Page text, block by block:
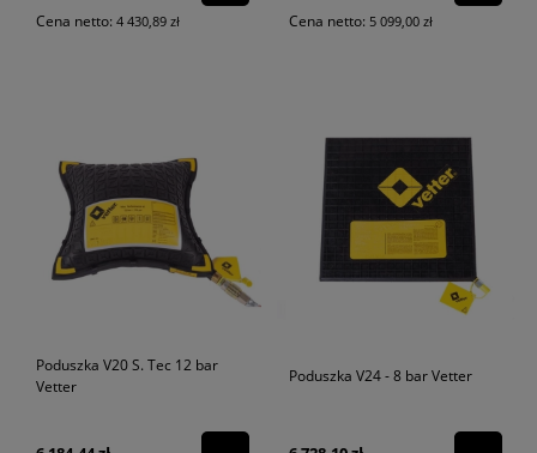
Cena netto: 4 430,89 zł Cena netto: 5 099,00 zł
Poduszka V20 S. Tec 12 bar
Vetter
Poduszka V24 - 8 bar Vetter